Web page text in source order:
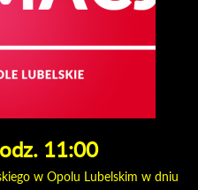
11:00
w Opolu Lubelskim w dniu